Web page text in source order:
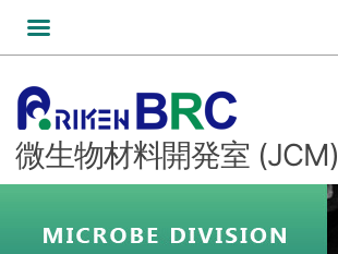
へ
ス
プ
微生物材料開発室 (JCM)